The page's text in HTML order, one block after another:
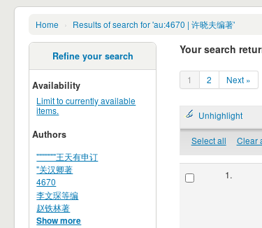
Home › Results of search for 'au:4670 | 许晓夫编著'
Refine your search
Availability
Limit to currently available
items.
Authors
"""""""王天有申订
"关汉卿著
4670
李文琛等编
赵铁林著
Show more
Your search
1 2 Next »
Unhighlight
Select all Clear
1.